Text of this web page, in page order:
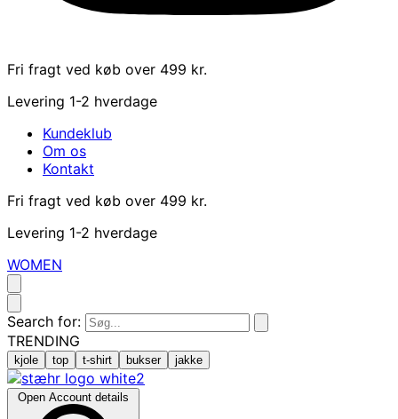
Fri fragt ved køb over 499 kr.
Levering 1-2 hverdage
Kundeklub
Om os
Kontakt
Fri fragt ved køb over 499 kr.
Levering 1-2 hverdage
WOMEN
Search for:
TRENDING
kjole top t-shirt bukser jakke
Open Account details